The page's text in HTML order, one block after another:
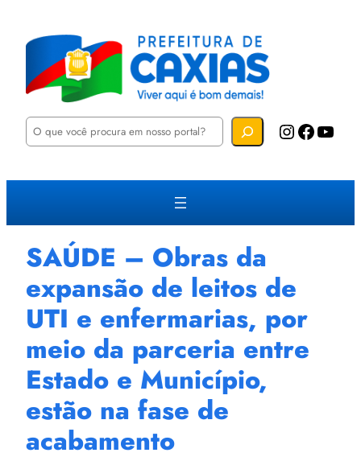
P
u
a
Instagram Facebook YouTube
SAÚDE – Obras da
expansão de leitos de
UTI e enfermarias, por
meio da parceria entre
Estado e Município,
estão na fase de
acabamento